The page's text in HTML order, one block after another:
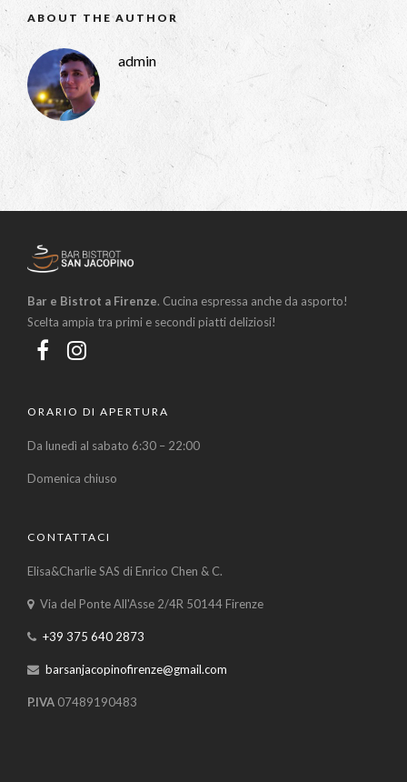
ABOUT THE AUTHOR
admin
Bar e Bistrot a Firenze. Cucina espressa anche da asporto!
Scelta ampia tra primi e secondi piatti deliziosi!
ORARIO DI APERTURA
Da lunedì al sabato 6:30 – 22:00
Domenica chiuso
CONTATTACI
Elisa&Charlie SAS di Enrico Chen & C.
Via del Ponte All'Asse 2/4R 50144 Firenze
+39 375 640 2873
barsanjacopinofirenze@gmail.com
P.IVA 07489190483